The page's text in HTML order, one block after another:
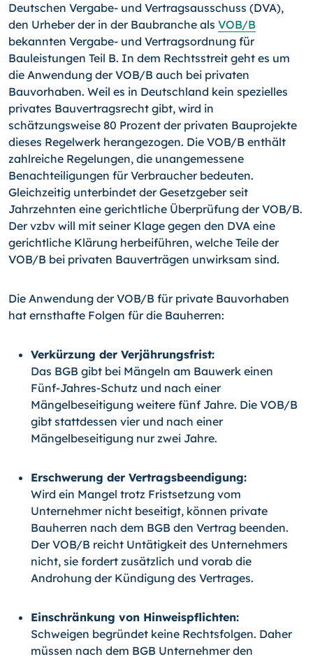
Deutschen Vergabe- und Vertragsausschuss (DVA),
den Urheber der in der Baubranche als VOB/B
bekannten Vergabe- und Vertragsordnung für
Bauleistungen Teil B. In dem Rechtsstreit geht es um
die Anwendung der VOB/B auch bei privaten
Bauvorhaben. Weil es in Deutschland kein spezielles
privates Bauvertragsrecht gibt, wird in
schätzungsweise 80 Prozent der privaten Bauprojekte
dieses Regelwerk herangezogen. Die VOB/B enthält
zahlreiche Regelungen, die unangemessene
Benachteiligungen für Verbraucher bedeuten.
Gleichzeitig unterbindet der Gesetzgeber seit
Jahrzehnten eine gerichtliche Überprüfung der VOB/B.
Der vzbv will mit seiner Klage gegen den DVA eine
gerichtliche Klärung herbeiführen, welche Teile der
VOB/B bei privaten Bauverträgen unwirksam sind.
Die Anwendung der VOB/B für private Bauvorhaben
hat ernsthafte Folgen für die Bauherren:
Verkürzung der Verjährungsfrist:
Das BGB gibt bei Mängeln am Bauwerk einen
Fünf-Jahres-Schutz und nach einer
Mängelbeseitigung weitere fünf Jahre. Die VOB/B
gibt stattdessen vier und nach einer
Mängelbeseitigung nur zwei Jahre.
Erschwerung der Vertragsbeendigung:
Wird ein Mangel trotz Fristsetzung vom
Unternehmer nicht beseitigt, können private
Bauherren nach dem BGB den Vertrag beenden.
Der VOB/B reicht Untätigkeit des Unternehmers
nicht, sie fordert zusätzlich und vorab die
Androhung der Kündigung des Vertrages.
Einschränkung von Hinweispflichten:
Schweigen begründet keine Rechtsfolgen. Daher
müssen nach dem BGB Unternehmer den